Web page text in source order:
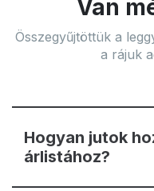
Van
Összegyűjtöttük a
a rájuk
Hogyan jutok
árlistához?